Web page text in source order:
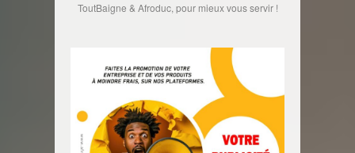
ToutBaigne & Afroduc, pour mieux vous servir !